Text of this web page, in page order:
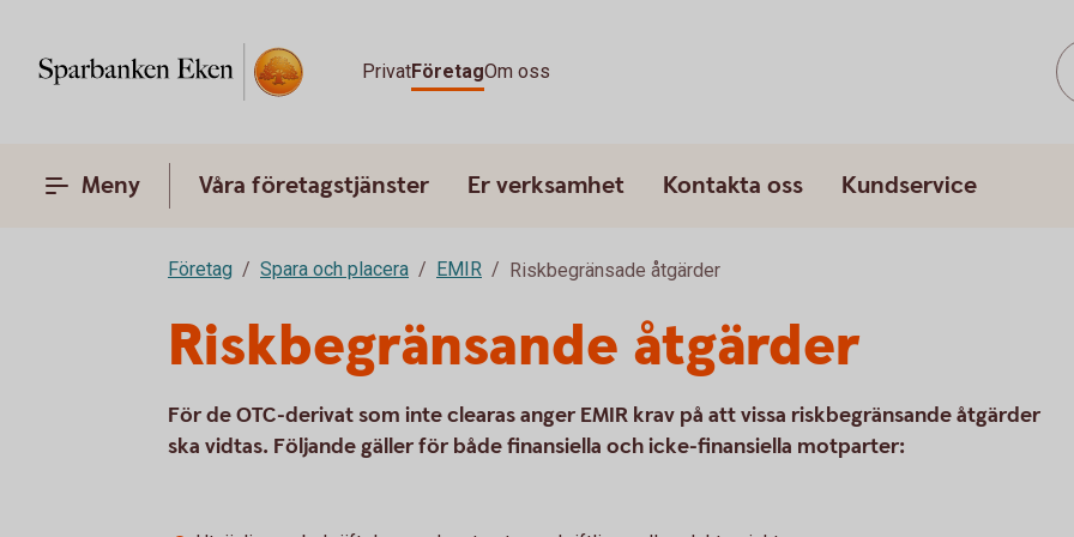
PrivatFöretagOm oss
Meny Våra företagstjänster Er verksamhet Kontakta oss Kundservice
Företag Spara och placera EMIR Riskbegränsade åtgärder
Riskbegränsande åtgärder
För de OTC-derivat som inte clearas anger EMIR krav på att vissa riskbegränsande åtgärder
ska vidtas. Följande gäller för både finansiella och icke-finansiella motparter: